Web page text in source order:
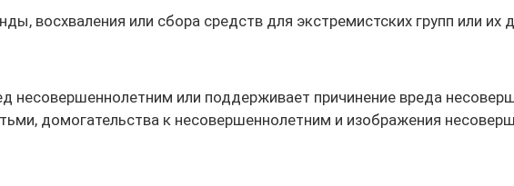
восхваления или сбора средств для экстремистских групп или их
несовершеннолетним или поддерживает причинение вреда
домогательства к несовершеннолетним и изображения